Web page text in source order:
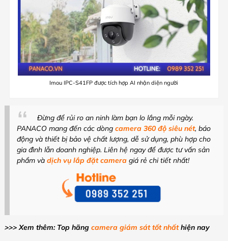
Imou IPC-S41FP được tích hợp AI nhận diện người
Đừng để rủi ro an ninh làm bạn lo lắng mỗi ngày.
PANACO mang đến các dòng camera 360 độ siêu nét, báo
động và thiết bị bảo vệ chất lượng, dễ sử dụng, phù hợp cho
gia đình lẫn doanh nghiệp. Liên hệ ngay để được tư vấn sản
phẩm và dịch vụ lắp đặt camera giá rẻ chi tiết nhất!
>>> Xem thêm: Top hãng camera giám sát tốt nhấthiện nay